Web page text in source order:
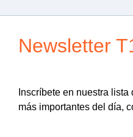
Newsletter
Inscríbete en nuestra
más importantes del día,